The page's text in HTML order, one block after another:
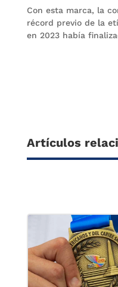
Con esta marca, la
récord previo de la
en 2023 había
Artículos